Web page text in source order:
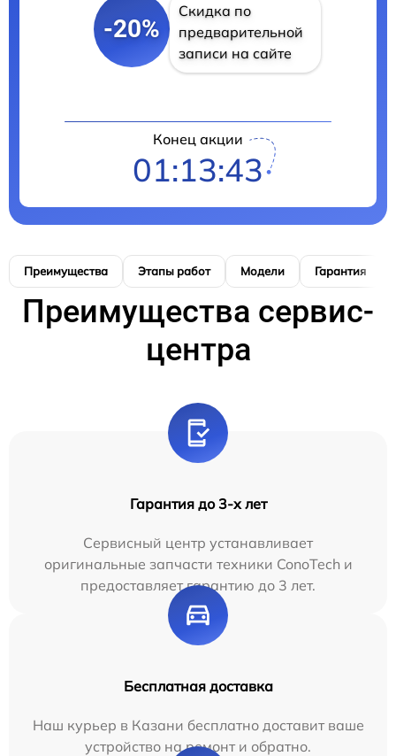
-20%
Скидка по
предварительной
записи на сайте
Конец акции
01:13:42
Преимущества Этапы работ Модели Гарантия
Преимущества сервис-
центра
Гарантия до 3-х лет
Сервисный центр устанавливает
оригинальные запчасти техники ConoTech и
предоставляет гарантию до 3 лет.
Бесплатная доставка
Наш курьер в Казани бесплатно доставит ваше
устройство на ремонт и обратно.